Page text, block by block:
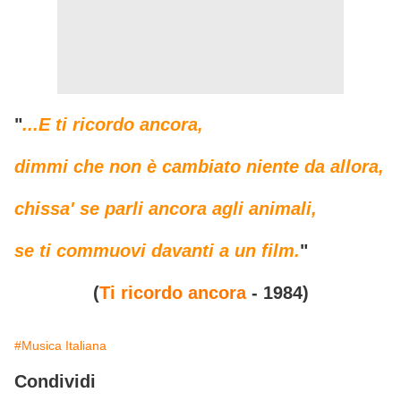
"...E ti ricordo ancora,
dimmi che non è cambiato niente da allora,
chissa' se parli ancora agli animali,
se ti commuovi davanti a un film."
(Ti ricordo ancora- 1984)
#Musica Italiana
Condividi